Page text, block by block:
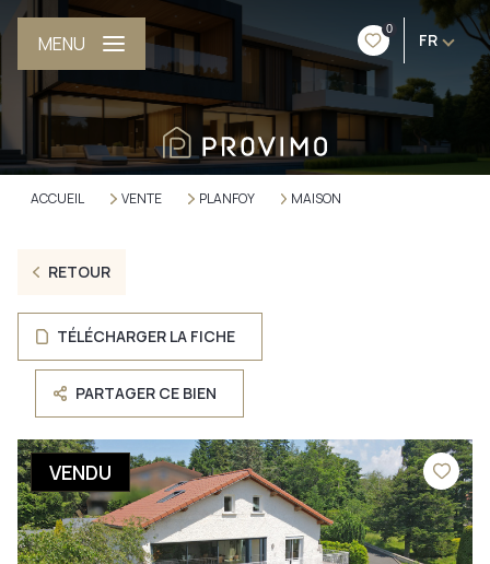
0
FR
MENU
ACCUEIL VENTE PLANFOY MAISON
RETOUR
TÉLÉCHARGER LA FICHE
PARTAGER CE BIEN
VENDU